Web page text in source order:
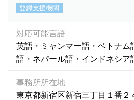
登録支援機関
対応可能言語
英語・ミャンマー語・ベトナム
語・ネパール語・インドネシア
事務所所在地
東京都新宿区新宿三丁目１番